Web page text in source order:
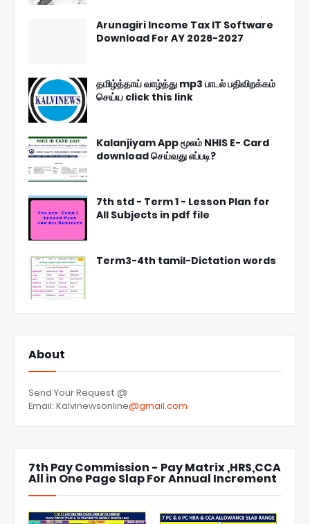
Arunagiri Income Tax IT Software
Download For AY 2026-2027
தமிழ்த்தாய் வாழ்த்து mp3 பாடல் பதிவிறக்கம்
செய்ய click this link
Kalanjiyam App மூலம் NHIS E- Card
download செய்வது எப்படி?
7th std - Term 1 - Lesson Plan for
All Subjects in pdf file
Term3-4th tamil-Dictation words
About
Send Your Request @
Email: Kalvinewsonline@gmail.com
7th Pay Commission - Pay Matrix ,HRS,CCA
All in One Page Slap For Annual Increment